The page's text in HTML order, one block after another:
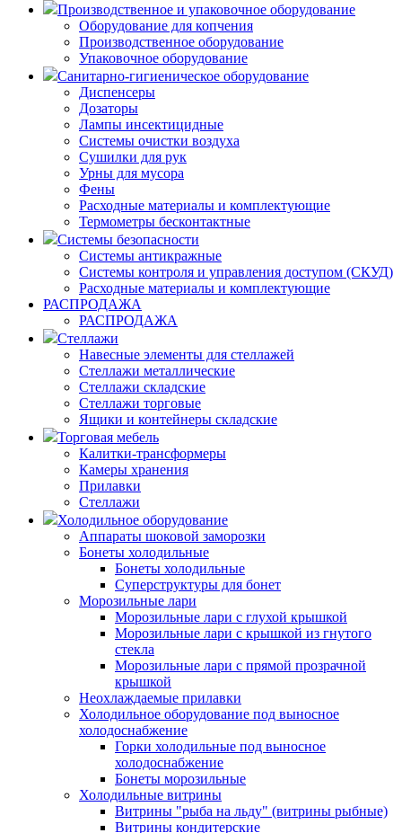
Производственное и упаковочное оборудование
Оборудование для копчения
Производственное оборудование
Упаковочное оборудование
Санитарно-гигиеническое оборудование
Диспенсеры
Дозаторы
Лампы инсектицидные
Системы очистки воздуха
Сушилки для рук
Урны для мусора
Фены
Расходные материалы и комплектующие
Термометры бесконтактные
Системы безопасности
Системы антикражные
Системы контроля и управления доступом (СКУД)
Расходные материалы и комплектующие
РАСПРОДАЖА
РАСПРОДАЖА
Стеллажи
Навесные элементы для стеллажей
Стеллажи металлические
Стеллажи складские
Стеллажи торговые
Ящики и контейнеры складские
Торговая мебель
Калитки-трансформеры
Камеры хранения
Прилавки
Стеллажи
Холодильное оборудование
Аппараты шоковой заморозки
Бонеты холодильные
Бонеты холодильные
Суперструктуры для бонет
Морозильные лари
Морозильные лари с глухой крышкой
Морозильные лари с крышкой из гнутого
стекла
Морозильные лари с прямой прозрачной
крышкой
Неохлаждаемые прилавки
Холодильное оборудование под выносное
холодоснабжение
Горки холодильные под выносное
холодоснабжение
Бонеты морозильные
Холодильные витрины
Витрины "рыба на льду" (витрины рыбные)
Витрины кондитерские